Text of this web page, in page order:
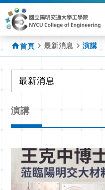
home首頁 navigate_next最新消息 navigate_next演講
最新消息
演講